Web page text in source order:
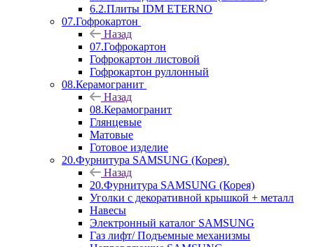
6.2.Плиты IDM ETERNO
07.Гофрокартон
Назад
07.Гофрокартон
Гофрокартон листовой
Гофрокартон руллонный
08.Керамогранит
Назад
08.Керамогранит
Глянцевые
Матовые
Готовое изделие
20.Фурнитура SAMSUNG (Корея)
Назад
20.Фурнитура SAMSUNG (Корея)
Уголки с декоративной крышкой + металл
Навесы
Электронный каталог SAMSUNG
Газ лифт/ Подъемные механизмы